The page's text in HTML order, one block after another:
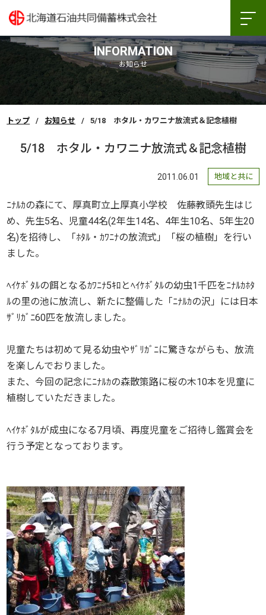
INFORMATION
お知らせ
トップ お知らせ 5/18 ホタル・カワニナ放流式＆記念植樹
5/18 ホタル・カワニナ放流式＆記念植樹
2011.06.01 地域と共に
ﾆﾅﾙｶの森にて、厚真町立上厚真小学校 佐藤教頭先生はじ
め、先生5名、児童44名(2年生14名、4年生10名、5年生20
名)を招待し、「ﾎﾀﾙ・ｶﾜﾆﾅの放流式」「桜の植樹」を行い
ました。
ﾍｲｹﾎﾞﾀﾙの餌となるｶﾜﾆﾅ5ｷﾛとﾍｲｹﾎﾞﾀﾙの幼虫1千匹をﾆﾅﾙｶﾎﾀ
ﾙの里の池に放流し、新たに整備した「ﾆﾅﾙｶの沢」には日本
ｻﾞﾘｶﾞﾆ60匹を放流しました。
児童たちは初めて見る幼虫やｻﾞﾘｶﾞﾆに驚きながらも、放流
を楽しんでおりました。
また、今回の記念にﾆﾅﾙｶの森散策路に桜の木10本を児童に
植樹していただきました。
ﾍｲｹﾎﾞﾀﾙが成虫になる7月頃、再度児童をご招待し鑑賞会を
行う予定となっております。